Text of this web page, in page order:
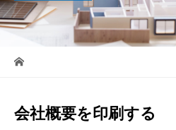
会社概要を印刷する